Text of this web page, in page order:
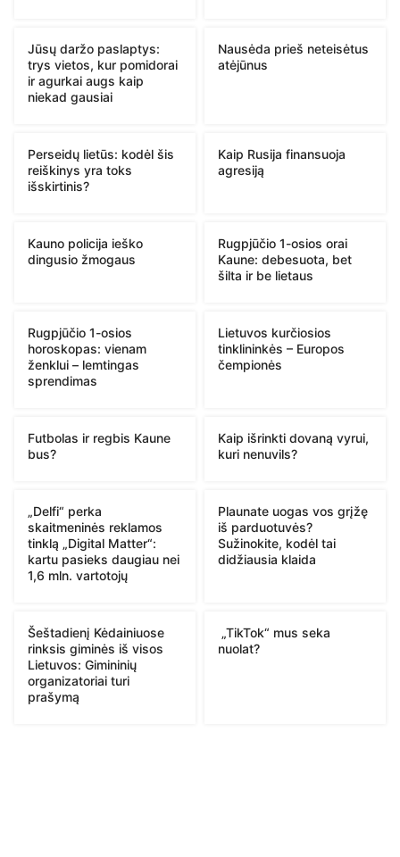
Jūsų daržo paslaptys:
trys vietos, kur pomidorai
ir agurkai augs kaip
niekad gausiai
Nausėda prieš neteisėtus
atėjūnus
Perseidų lietūs: kodėl šis
reiškinys yra toks
išskirtinis?
Kaip Rusija finansuoja
agresiją
Kauno policija ieško
dingusio žmogaus
Rugpjūčio 1-osios orai
Kaune: debesuota, bet
šilta ir be lietaus
Rugpjūčio 1-osios
horoskopas: vienam
ženklui – lemtingas
sprendimas
Lietuvos kurčiosios
tinklininkės – Europos
čempionės
Futbolas ir regbis Kaune
bus?
Kaip išrinkti dovaną vyrui,
kuri nenuvils?
„Delfi“ perka
skaitmeninės reklamos
tinklą „Digital Matter“:
kartu pasieks daugiau nei
1,6 mln. vartotojų
Plaunate uogas vos grįžę
iš parduotuvės?
Sužinokite, kodėl tai
didžiausia klaida
Šeštadienį Kėdainiuose
rinksis giminės iš visos
Lietuvos: Gimininių
organizatoriai turi
prašymą
„TikTok“ mus seka
nuolat?